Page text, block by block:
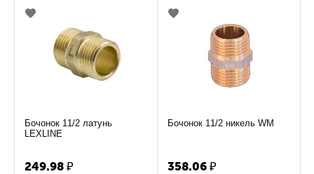
Бочонок 11/2 латунь
LEXLINE
249.98 ₽
Бочонок 11/2 никель WM
358.06 ₽